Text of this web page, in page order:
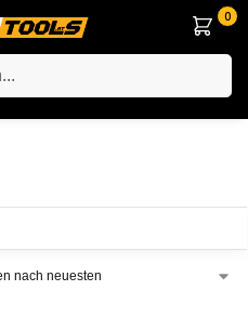
0
/